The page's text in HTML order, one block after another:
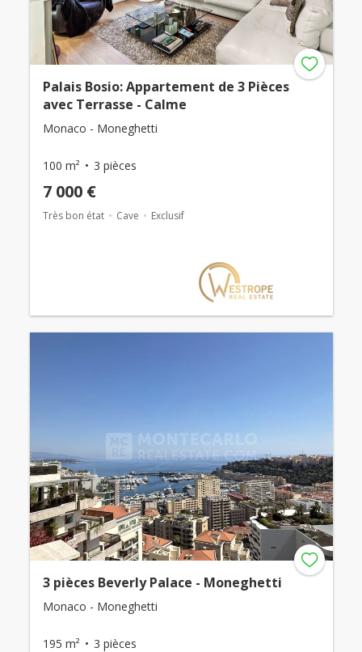
Palais Bosio: Appartement de 3 Pièces
avec Terrasse - Calme
Monaco - Moneghetti
100 m² 3 pièces
7 000 €
Très bon état Cave Exclusif
3 pièces Beverly Palace - Moneghetti
Monaco - Moneghetti
195 m² 3 pièces